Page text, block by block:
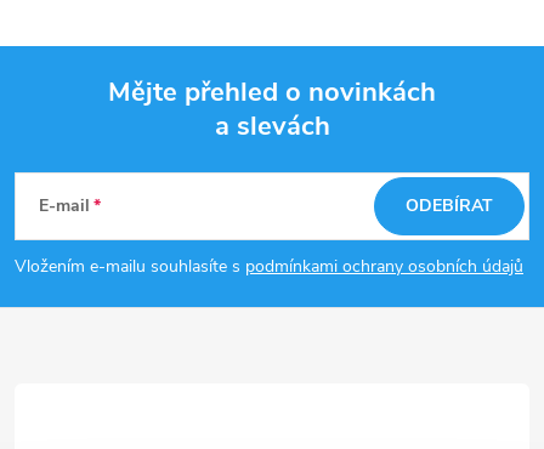
p
a
Mějte přehled o novinkách
a slevách
E-mail
Vložením e-mailu souhlasíte s podmínkami ochrany osobních údajů
ODEBÍRAT